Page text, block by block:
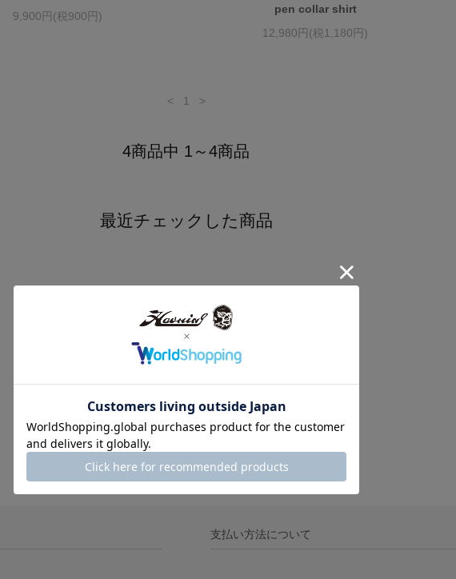
9,900円(税900円)
pen collar shirt
12,980円(税1,180円)
< 1 >
4商品中 1～4商品
最近チェックした商品
支払い方法について